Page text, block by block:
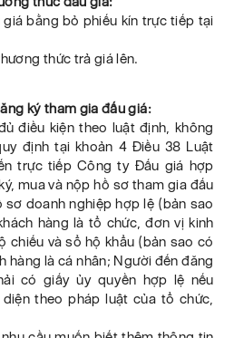
bằng bỏ phiếu kín trực tiếp tại
thức trả giá lên.
ký tham gia đấu giá:
điều kiện theo luật định, không
định tại khoản 4 Điều 38 Luật
trực tiếp Công ty Đấu giá hợp
mua và nộp hồ sơ tham gia đấu
sơ doanh nghiệp hợp lệ (bản sao
hàng là tổ chức, đơn vị kinh
chiếu và sổ hộ khẩu (bản sao có
hàng là cá nhân; Người đến đăng
có giấy ủy quyền hợp lệ nếu
theo pháp luật của tổ chức,